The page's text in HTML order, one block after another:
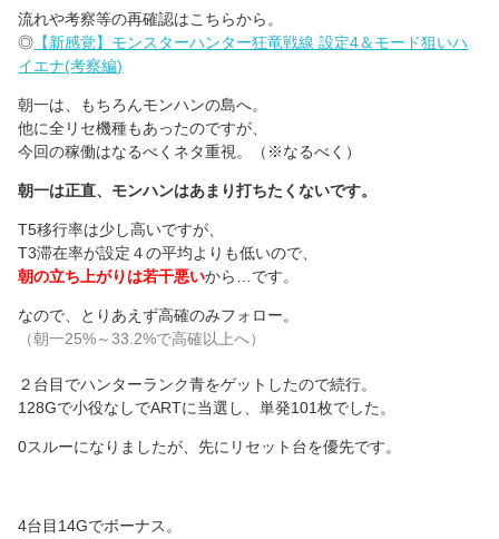
流れや考察等の再確認はこちらから。
◎ 【新感覚】モンスターハンター狂竜戦線 設定4＆モード狙いハ
イエナ(考察編)
朝一は、もちろんモンハンの島へ。
他に全リセ機種もあったのですが、
今回の稼働はなるべくネタ重視。（※なるべく）
朝一は正直、モンハンはあまり打ちたくないです。
T5移行率は少し高いですが、
T3滞在率が設定４の平均よりも低いので、
朝の立ち上がりは若干悪いから…です。
なので、とりあえず高確のみフォロー。
（朝一25%～33.2%で高確以上へ）
２台目でハンターランク青をゲットしたので続行。
128Gで小役なしでARTに当選し、単発101枚でした。
0スルーになりましたが、先にリセット台を優先です。
4台目14Gでボーナス。